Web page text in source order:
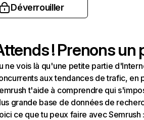
Déverrouiller
! Prenons un
ne vois là qu'une petite partie
aux tendances de trafic, en
t'aide à comprendre qui
grande base de données de
ce que tu peux faire avec Semrush